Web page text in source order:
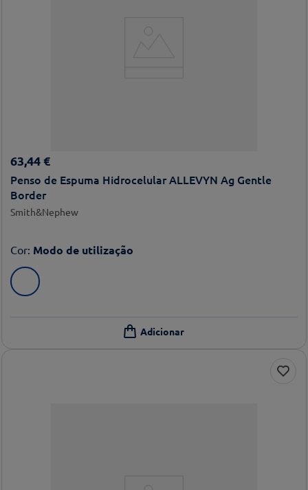
63,44 €
Penso de Espuma Hidrocelular ALLEVYN Ag Gentle
Border
Smith&Nephew
Cor: Modo de utilização